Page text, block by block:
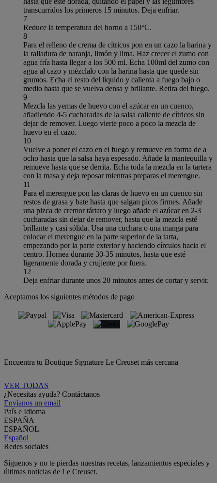
transcurridos los primeros 15 minutos. Deja enfriar.
7
Reduce la temperatura del horno a 150°C.
8
Para el relleno de crema de cítricos pon en un cazo la harina y
la ralladura de naranja, limón y lima. Haz crecer el zumo con
agua fría hasta llegar a los 500 ml. Echa 100ml del zumo con
agua al cazo y mézclalo con la harina hasta que quede sin
grumos. Echa el resto del líquido y calienta a fuego bajo o
medio hasta que se vuelva densa y brillante. Retira del fuego.
9
Mezcla las yemas de huevo con el azúcar en un cuenco,
añadiendo 4-5 cucharadas de la salsa caliente de cítricos sin
dejar de remover. Luego vierte poco a poco la mezcla de
huevo en el cazo.
10
Vuelve a poner el cazo en el fuego y remueve en forma de a
ocho hasta que la salsa haya espesado. Añade la mantequilla y
remueve hasta que se derrita. Echa toda la mezcla en la tartera
con la masa y deja reposar mientras preparas el merengue.
11
Para el merengue pon las claras de huevo en un cuenco sin
restos de grasa y bate hasta que salgan picos firmes. Añade
una pizca de cremor tártaro y luego añade el azúcar en 2-3
cucharadas sin dejar de remover, hasta que la mezcla esté
brillante y casi sólida. Usa una cuchara o una manga para
colocar el merengue en la parte superior de la tarta,
empezando por la parte exterior y haciendo círculos hacia el
centro. Hornea durante 30-35 minutos, hasta que esté
ligeramente dorada y crujiente por fuera.
12
Deja enfriar durante unos 20 minutos antes de cortar y servir.
Aceptamos los siguientes métodos de pago
Encuentra tu Boutique Signature Le Creuset más cercana
VER TODAS
¿Necesitas ayuda? Contáctanos
Envíanos un email
País e Idioma
ESPAÑA
ESPAÑOL
Español
Redes sociales
Síguenos y no te pierdas nuestras recetas, lanzamientos especiales y
últimas noticias de Le Creuset.